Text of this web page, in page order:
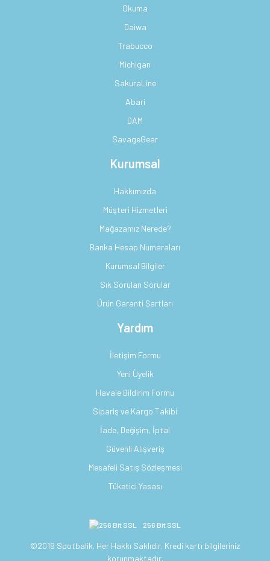
Okuma
Daiwa
Trabucco
Michigan
SakuraLine
Abari
DAM
SavageGear
Kurumsal
Hakkımızda
Müşteri Hizmetleri
Mağazamız Nerede?
Banka Hesap Numaraları
Kurumsal Bilgiler
Sık Sorulan Sorular
Ürün Garanti Şartları
Yardım
İletişim Formu
Yeni Üyelik
Havale Bildirim Formu
Sipariş ve Kargo Takibi
İade, Değişim, İptal
Güvenli Alışveriş
Mesafeli Satış Sözleşmesi
Tüketici Yasası
256 Bit SSL
©2019 Spotbalik. Her Hakkı Saklıdır. Kredi kartı bilgileriniz
korunmaktadır.